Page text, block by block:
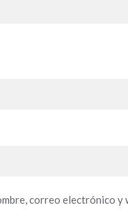
correo electrónico y